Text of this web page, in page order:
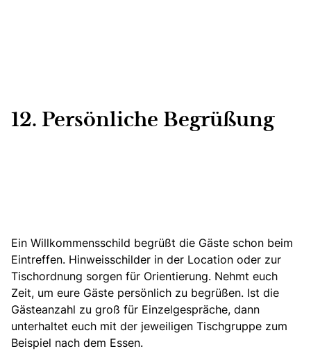
12. Persönliche Begrüßung
Ein Willkommensschild begrüßt die Gäste schon beim
Eintreffen. Hinweisschilder in der Location oder zur
Tischordnung sorgen für Orientierung. Nehmt euch
Zeit, um eure Gäste persönlich zu begrüßen. Ist die
Gästeanzahl zu groß für Einzelgespräche, dann
unterhaltet euch mit der jeweiligen Tischgruppe zum
Beispiel nach dem Essen.